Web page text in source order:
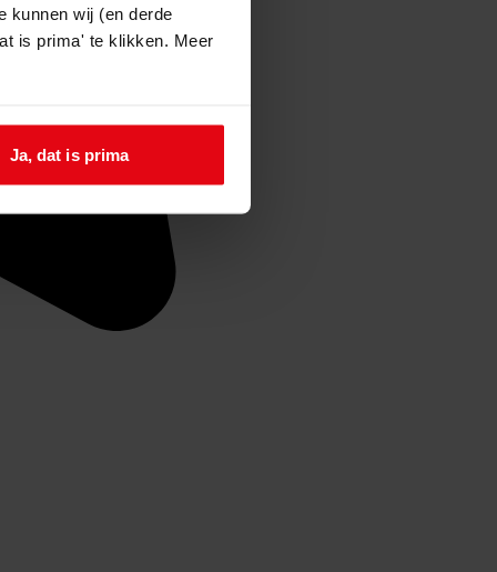
kunnen wij (en derde
is prima' te klikken. Meer
Ja, dat is prima